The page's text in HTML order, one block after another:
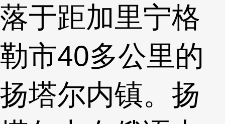
落于距加里宁格
勒市40多公里的
扬塔尔内镇。扬